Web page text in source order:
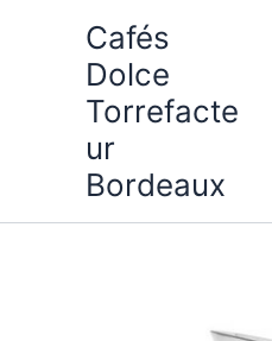
Cafés
Dolce
Torrefacte
ur
Bordeaux